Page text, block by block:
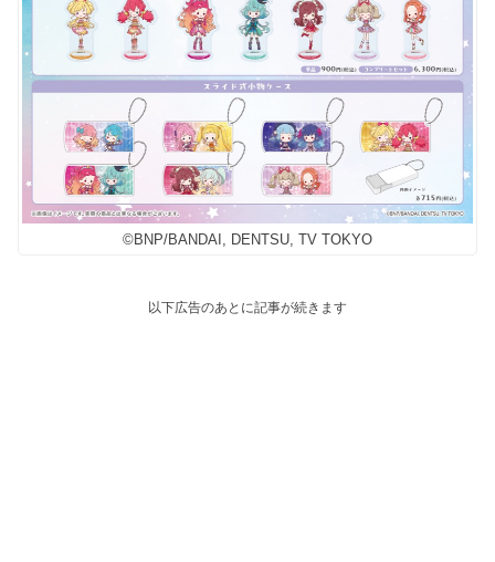
©BNP/BANDAI, DENTSU, TV TOKYO
以下広告のあとに記事が続きます